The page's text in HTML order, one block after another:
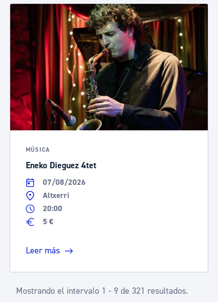
MÚSICA
Eneko Dieguez 4tet
07/08/2026
Altxerri
20:00
5 €
Leer más
Mostrando el intervalo 1 - 9 de 321 resultados.